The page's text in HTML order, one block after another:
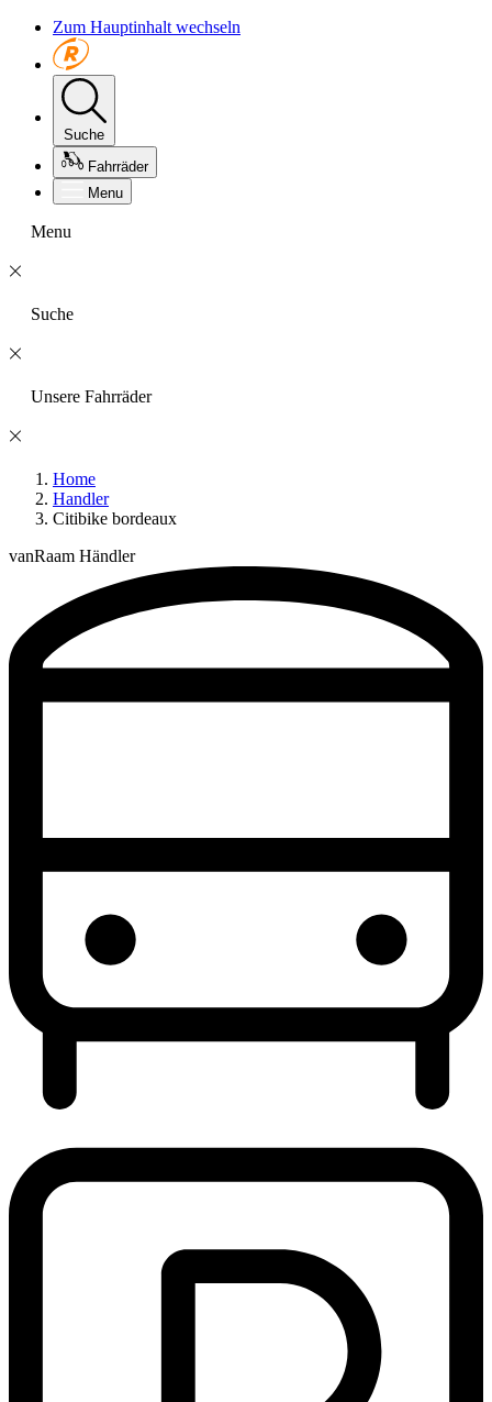
Zum Hauptinhalt wechseln
Suche
Fahrräder
Menu
Menu
Suche
Unsere Fahrräder
Home
Handler
Citibike bordeaux
vanRaam Händler